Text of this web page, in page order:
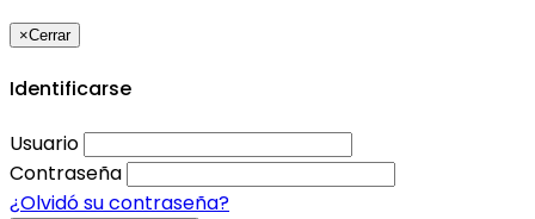
×Cerrar
Identificarse
Usuario
Contraseña
¿Olvidó su contraseña?